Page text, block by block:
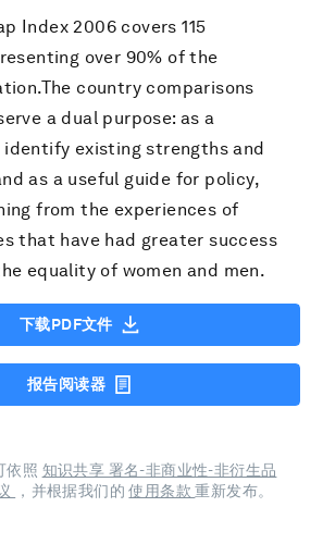
Index 2006 covers 115
over 90% of the
country comparisons
a dual purpose: as a
identify existing strengths and
as a useful guide for policy,
from the experiences of
that have had greater success
equality of women and men.
下载PDF文件
报告阅读器
依照 知识共享 署名-非商业性-非衍生品
，并根据我们的使用条款重新发布。